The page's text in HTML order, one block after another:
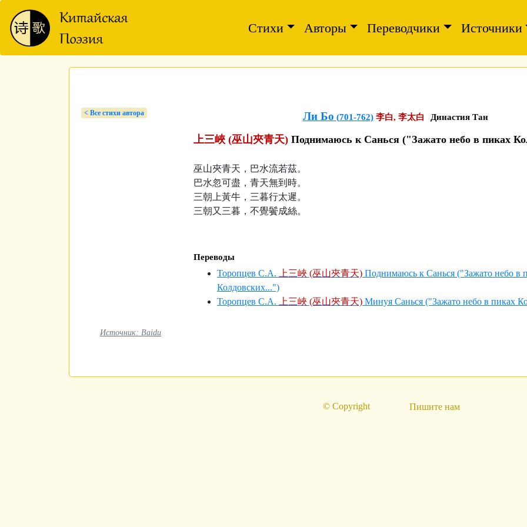
Стихи Авторы Переводчики Источники
< Bсе стихи автора Ли Бо (701-762) 李白, 李太白 Династия Тан
上三峽 (巫山夾青天) Поднимаюсь к Санься ("Зажато небо в пиках
巫山夾青天，巴水流若茲。
巴水忽可盡，青天無到時。
三朝上黃牛，三暮行太遲。
三朝又三暮，不覺鬢成絲。
Переводы
Торопцев С.А. 上三峽 (巫山夾青天) Поднимаюсь к Санься ("Зажато небо в
Колдовских...")
Торопцев С.А.
上三峽 (巫山夾青天) Минуя Санься ("Зажато небо в пиках
Источник: Baidu
© Copyright Пишите нам